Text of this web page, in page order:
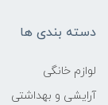
دسته بندی ها
لوازم خانگی
آرایشی و بهداشتی